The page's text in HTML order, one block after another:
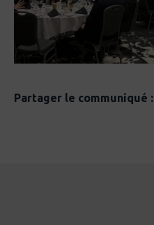
Partager le communiqué :